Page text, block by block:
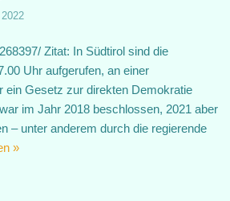
Zitat: In Südtirol sind die
Uhr aufgerufen, an einer
ein Gesetz zur direkten Demokratie
im Jahr 2018 beschlossen, 2021 aber
– unter anderem durch die regierende
»